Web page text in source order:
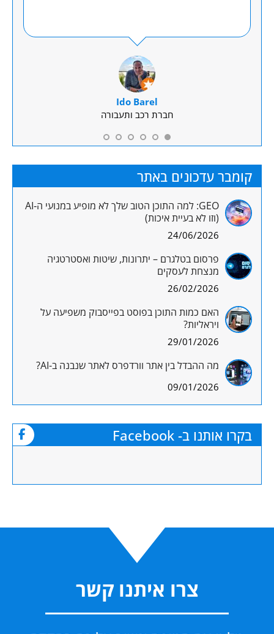
Ido Barel
חברת רכב ותעבורה
קומבר עדכונים באתר
GEO: למה התוכן הטוב שלך לא מופיע במנועי ה‑AI
(וזו לא בעיית איכות)
24/06/2026
פרסום בטלגרם – יתרונות, שיטות ואסטרטגיה
מנצחת לעסקים
26/02/2026
האם כמות התוכן בפוסט בפייסבוק משפיעה על
ויראליות?
29/01/2026
מה ההבדל בין אתר וורדפרס לאתר שנבנה ב-AI?
09/01/2026
בקרו אותנו ב- Facebook
צרו איתנו קשר